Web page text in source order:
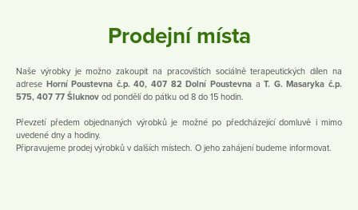
Prodejní místa
Naše výrobky je možno zakoupit na pracovištích sociálně terapeutických dílen na
adrese Horní Poustevna č.p. 40, 407 82 Dolní PoustevnaaT. G. Masaryka č.p.
575, 407 77 Šluknov od pondělí do pátku od 8 do 15 hodin.
Převzetí předem objednaných výrobků je možné po předcházející domluvě i mimo
uvedené dny a hodiny.
Připravujeme prodej výrobků v dalších místech. O jeho zahájení budeme informovat.